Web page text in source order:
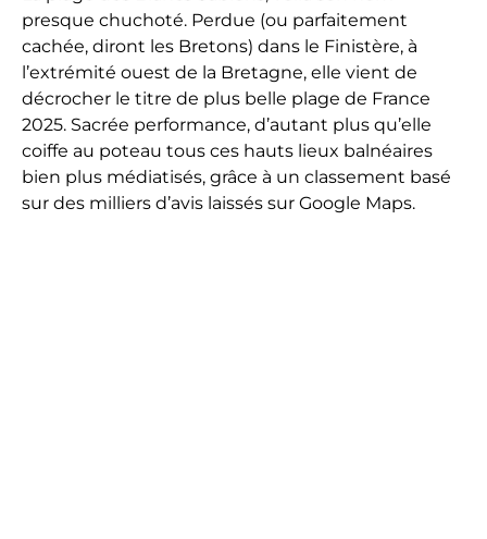
presque chuchoté. Perdue (ou parfaitement
cachée, diront les Bretons) dans le Finistère, à
l’extrémité ouest de la Bretagne, elle vient de
décrocher le titre de plus belle plage de France
2025. Sacrée performance, d’autant plus qu’elle
coiffe au poteau tous ces hauts lieux balnéaires
bien plus médiatisés, grâce à un classement basé
sur des milliers d’avis laissés sur Google Maps.